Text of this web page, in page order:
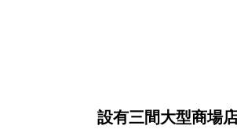
設有三間大型商場